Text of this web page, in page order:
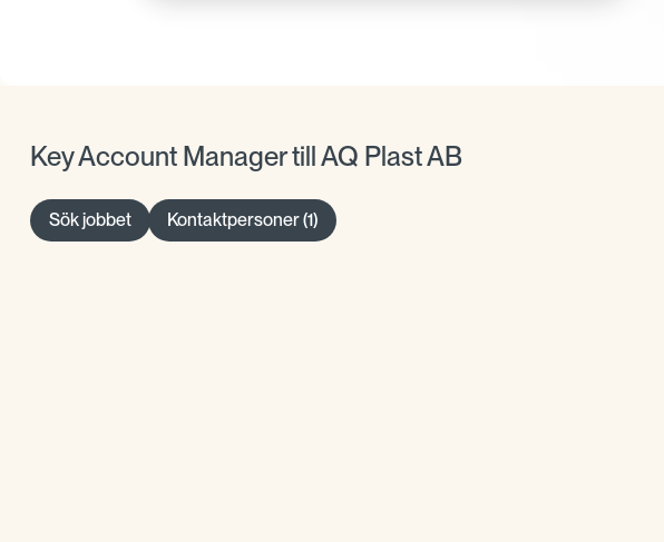
Key Account Manager till AQ Plast AB
Sök jobbet Kontaktpersoner (1)